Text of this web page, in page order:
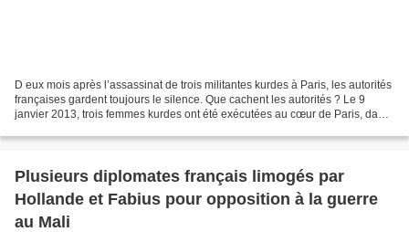
D eux mois après l’assassinat de trois militantes kurdes à Paris, les autorités
françaises gardent toujours le silence. Que cachent les autorités ? Le 9
janvier 2013, trois femmes kurdes ont été exécutées au cœur de Paris, dans
Plusieurs diplomates français limogés par
Hollande et Fabius pour opposition à la guerre
au Mali